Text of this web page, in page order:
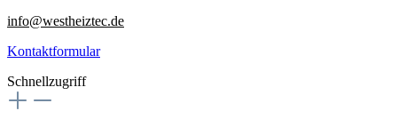
info@westheiztec.de
Kontaktformular
Schnellzugriff